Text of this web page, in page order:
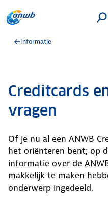
Informatie
Creditcards
vragen
Of je nu al een ANWB
het oriënteren bent; op
informatie over de
makkelijk te maken
onderwerp ingedeeld.